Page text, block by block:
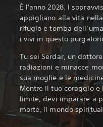
È l'anno 2028. I
appigliano alla vita
rifugio e tomba
i vivi in questo
Tu sei Serdar, un
radiazioni e minacce
sua moglie e le
Mentre il tuo coraggio
limite, devi imparare a
morte, il mondo